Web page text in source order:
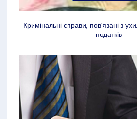
Кримінальні справи, пов'язані з
податків